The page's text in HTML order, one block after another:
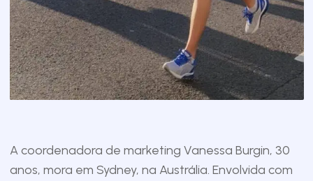
A coordenadora de marketing Vanessa Burgin, 30
anos, mora em Sydney, na Austrália. Envolvida com